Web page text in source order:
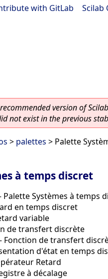
with GitLab Scilab
version of
not exist in the previous
> palettes > Palette
à temps discret
Palette Systèmes à temps
en temps discret
variable
de transfert discrète
Fonction de transfert
d'état en temps
Retard
à décalage